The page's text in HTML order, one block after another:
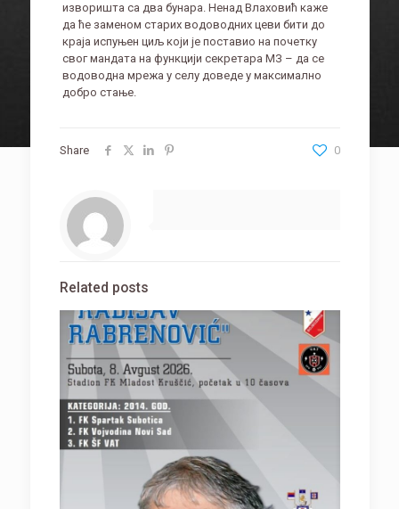
изворишта са два бунара. Ненад Влаховић каже
да ће заменом старих водоводних цеви бити до
краја испуњен циљ који је поставио на почетку
свог мандата на функцији секретара МЗ – да се
водоводна мрежа у селу доведе у максимално
добро стање.
Share 0
Related posts